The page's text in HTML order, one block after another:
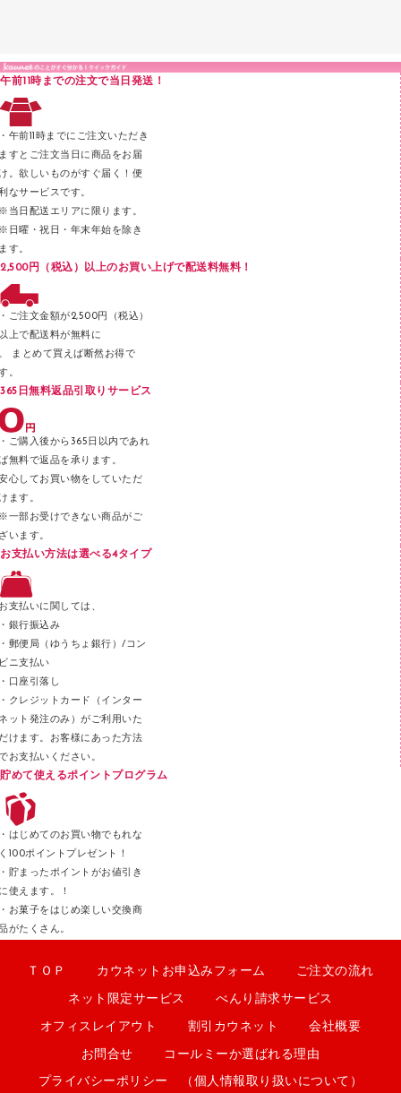
Ｚ式ファイル
２穴リフィル・２穴インデックス
印章用品
ラベル類
メンディングテープ
メッシュケース／ペンケース
フロアケース
ブックエンド／ブックスタンド
パンチ
デスクトレー
テープカッター
その他文具
セロハンテープ
スティックのり
クリップ
カッター
午前11時までの注文で当日発送！
午前11時までにご注文いただき
すとご注文当日に商品をお届
。欲しいものがすぐ届く！便
なサービスです。
当日配送エリアに限ります。
日曜・祝日・年末年始を除き
す。
2,500円（税込）以上のお買い上げで配送料無料！
ご注文金額が2,500円（税込）
上で配送料が無料に
まとめて買えば断然お得で
。
365日無料返品引取りサービス
ご購入後から365日以内であれ
無料で返品を承ります。
心してお買い物をしていただ
ます。
一部お受けできない商品がご
います。
お支払い方法は選べる4タイプ
支払いに関しては、
銀行振込み
郵便局（ゆうちょ銀行）/コン
ニ支払い
口座引落し
クレジットカード（インター
ット発注のみ）がご利用いた
けます。お客様にあった方法
お支払いください。
貯めて使えるポイントプログラム
はじめてのお買い物でもれな
100ポイントプレゼント！
貯まったポイントがお値引き
使えます。！
お菓子をはじめ楽しい交換商
がたくさん。
ＴＯＰ カウネットお申込みフォーム ご注文の流れ
ネット限定サービス べんり請求サービス
オフィスレイアウト 割引カウネット 会社概要
お問合せ コールミーか選ばれる理由
プライバシーポリシー （個人情報取り扱いについて）